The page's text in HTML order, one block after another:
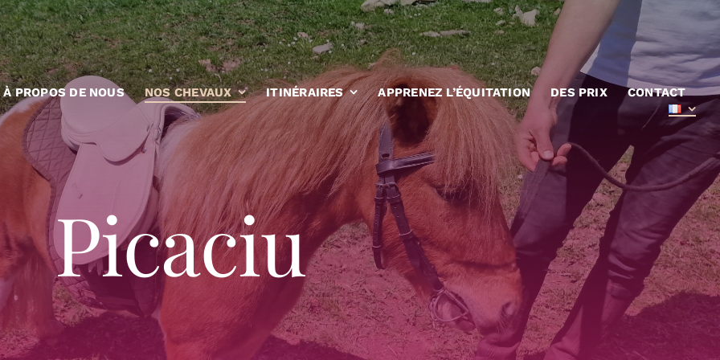
À PROPOS DE NOUS NOS CHEVAUX ITINÉRAIRES APPRENEZ L’ÉQUITATION DES PRIX CONTACT
Picaciu